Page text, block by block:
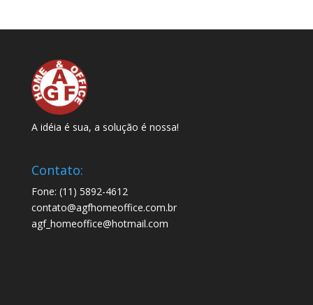
A idéia é sua, a solução é nossa!
Contato:
Fone: (11) 5892-4612
contato@agfhomeoffice.com.br
agf_homeoffice@hotmail.com